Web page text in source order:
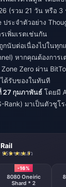
(รวม 21 วัน หรือ
ประจำตัวอย่าง
เพิ่มเรตเช่นกัน
กนับต่อเนื่องไปในทุ
หากคุณต้องการ
Zone Zero ผ่าน
ด้รับของในทันที
27 กุมภาพันธ์ โดยมี
Rank) มาเป็นตัวชูโ
959 ขายแล้ว
-16%
8080 Oneiric
Shard * 2